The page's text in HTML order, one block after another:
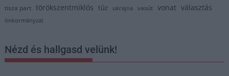
tisza part törökszentmiklós tűz ukrajna vasút vonat választás
önkormányzat
Nézd és hallgasd velünk!